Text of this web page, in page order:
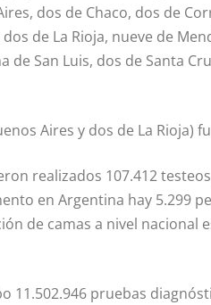
dos de Chaco, dos de
de La Rioja, nueve de
de San Luis, dos de Santa
Aires y dos de La Rioja)
realizados 107.412
en Argentina hay 5.299
de camas a nivel nacional
11.502.946 pruebas